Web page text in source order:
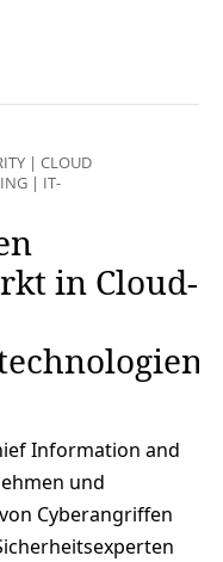
| CLOUD
| IT-
in Cloud-
Information and
und
Cyberangriffen